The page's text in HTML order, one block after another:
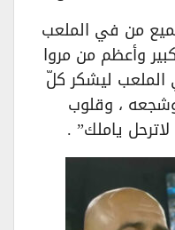
من في الملعب
وأعظم من مروا
الملعب ليشكر كلّ
، وقلوب
ياملك” .